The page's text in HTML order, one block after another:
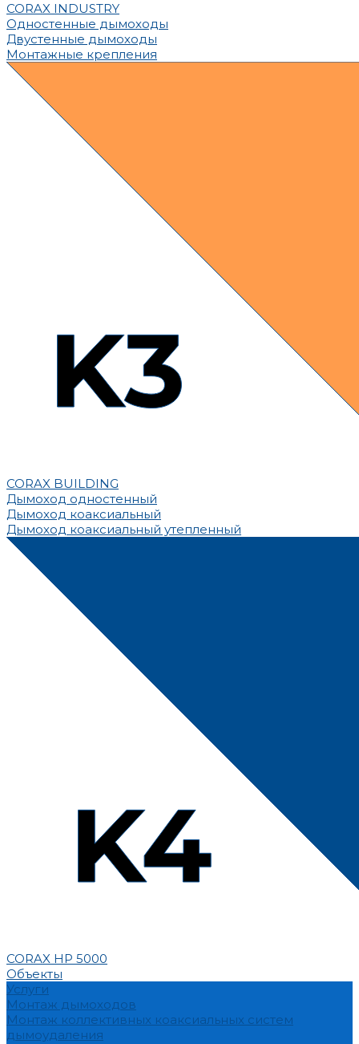
CORAX INDUSTRY
Одностенные дымоходы
Двустенные дымоходы
Монтажные крепления
CORAX BUILDING
Дымоход одностенный
Дымоход коаксиальный
Дымоход коаксиальный утепленный
CORAX HP 5000
Объекты
Услуги
Монтаж дымоходов
Монтаж коллективных коаксиальных систем
дымоудаления